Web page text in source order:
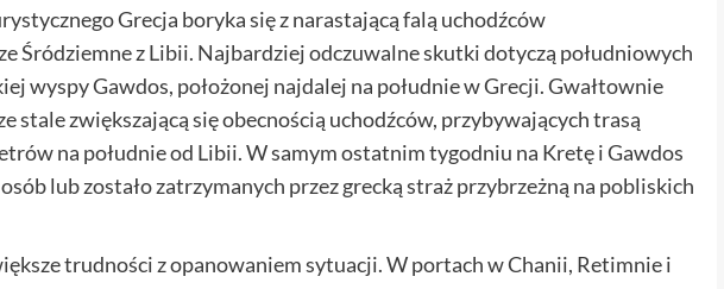
Grecja boryka się z narastającą falą uchodźców
Śródziemne z Libii. Najbardziej odczuwalne skutki dotyczą południowych
wyspy Gawdos, położonej najdalej na południe w Grecji. Gwałtownie
stale zwiększającą się obecnością uchodźców, przybywających trasą
na południe od Libii. W samym ostatnim tygodniu na Kretę i Gawdos
lub zostało zatrzymanych przez grecką straż przybrzeżną na pobliskich
trudności z opanowaniem sytuacji. W portach w Chanii, Retimnie i